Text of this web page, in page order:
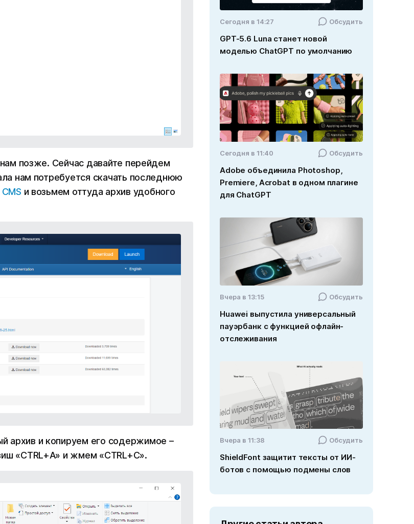
позже. Сейчас давайте перейдем
нам потребуется скачать последнюю
и возьмем оттуда архив удобного
архив и копируем его содержимое –
«CTRL+A» и жмем «CTRL+C».
Cегодня в 14:27 Обсудить
GPT-5.6 Luna станет новой
моделью ChatGPT по умолчанию
Cегодня в 11:40 Обсудить
Adobe объединила Photoshop,
Premiere, Acrobat в одном плагине
для ChatGPT
Вчера в 13:15 Обсудить
Huawei выпустила универсальный
пауэрбанк с функцией офлайн-
отслеживания
Вчера в 11:38 Обсудить
ShieldFont защитит тексты от ИИ-
ботов с помощью подмены слов